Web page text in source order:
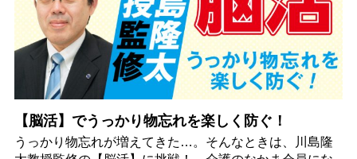
【脳活】でうっかり物忘れを楽しく防ぐ！
うっかり物忘れが増えてきた…。そんなときは、川島隆